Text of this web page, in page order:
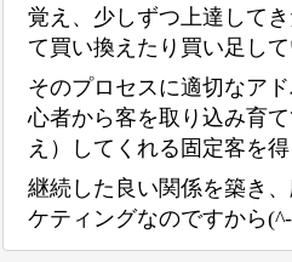
覚え、少しずつ上達して
て買い換えたり買い足し
そのプロセスに適切なア
心者から客を取り込み育
え）してくれる固定客を
継続した良い関係を築き
ケティングなのですから